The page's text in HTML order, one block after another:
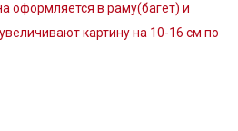
оформляется в раму(багет) и
картину на 10-16 см по